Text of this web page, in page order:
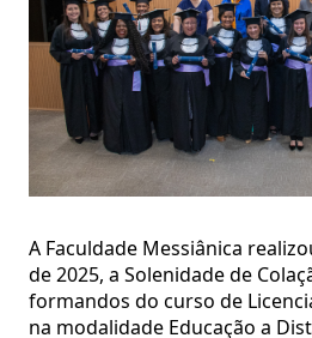
A Faculdade Messiânica
de 2025, a Solenidade de
formandos do curso de
na modalidade Educação a